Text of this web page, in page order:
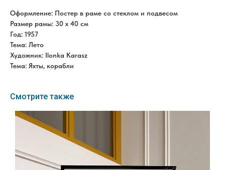
Оформление: Постер в раме со стеклом и подвесом
Размер рамы: 30 x 40 см
Год: 1957
Тема: Лето
Художник: Ilonka Karasz
Тема: Яхты, корабли
Смотрите также